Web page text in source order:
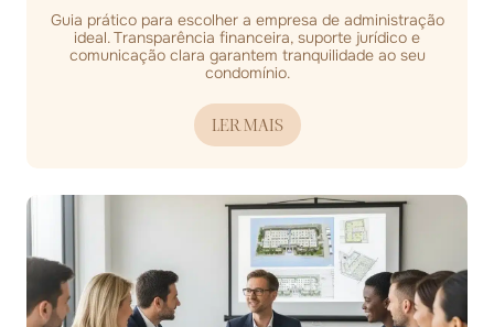
Guia prático para escolher a empresa de administração
ideal. Transparência financeira, suporte jurídico e
comunicação clara garantem tranquilidade ao seu
condomínio.
LER MAIS